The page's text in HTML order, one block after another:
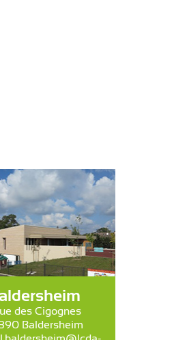
des Cigognes
Baldersheim